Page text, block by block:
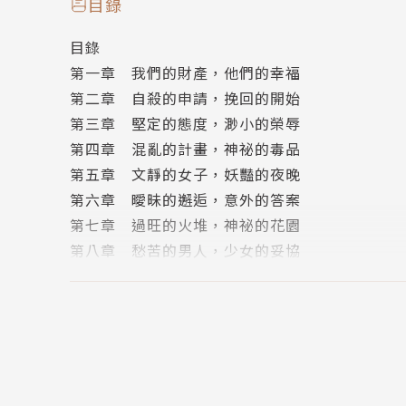
作者介紹
作者簡介
千川
稀奇古怪的思考方式，大量侵占了大腦其他正常
現在雖然在念和小說關係不大的專業，但我的口
繪者簡介
目錄
第一章 我們的財產，他們的幸福
第二章 自殺的申請，挽回的開始
第三章 堅定的態度，渺小的榮辱
第四章 混亂的計畫，神祕的毒品
第五章 文靜的女子，妖豔的夜晚
第六章 曖昧的邂逅，意外的答案
第七章 過旺的火堆，神祕的花園
第八章 愁苦的男人，少女的妥協